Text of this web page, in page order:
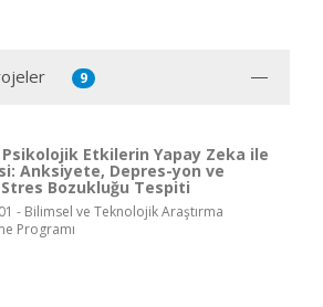
9
Psikolojik Etkilerin Yapay Zeka ile
Anksiyete, Depres-yon ve
Bozukluğu Tespiti
- Bilimsel ve Teknolojik Araştırma
Programı